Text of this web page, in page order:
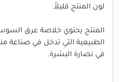
لون المنتج قليلاً.
المنتج يحتوي خلاصة عرق
الطبيعية التي تدخل في صناعة
في نضارة البشرة.